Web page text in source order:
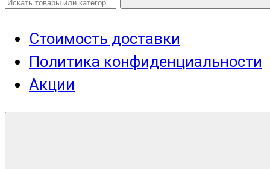
Стоимость доставки
Политика конфиденциальности
Акции